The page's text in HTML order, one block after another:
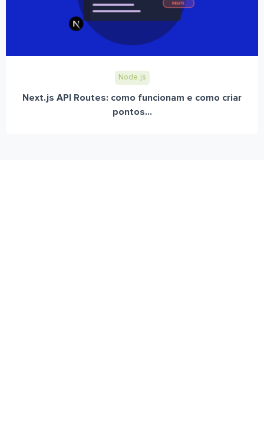
Node.js
Next.js API Routes: como funcionam e como criar
pontos...